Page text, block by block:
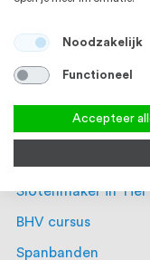
Alles voor de doe-
Mijnijzerwaren.nl
Slotenmaker uit
Slotenmaker in Tiel
BHV cursus
Spanbanden
Noodzakelijk
Functioneel
Accepteer